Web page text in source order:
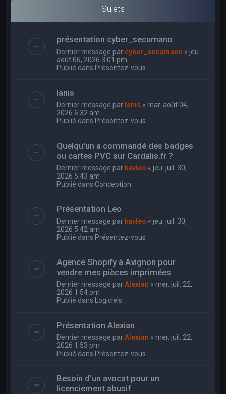
Sujets
présentation cyber_secumano
Dernier message par cyber_secumano « jeu.
août 06, 2026 3:01 pm
Publié dans Présentez-vous
Ianis
Dernier message par Ianis « mar. août 04,
2026 6:32 am
Publié dans Présentez-vous
Quelqu'un a commandé des badges
ou cartes PVC sur Cardalis.fr ?
Dernier message par kavleo « jeu. juil. 30,
2026 5:43 am
Publié dans Conception
Présentation Leo
Dernier message par kavleo « jeu. juil. 30,
2026 5:42 am
Publié dans Présentez-vous
Agence Shopify à Avignon pour
vendre mes pièces imprimées
Dernier message parAlexian « mer. juil. 22,
2026 1:54 pm
Publié dans Logiciels
Présentation Alexian
Dernier message parAlexian « mer. juil. 22,
2026 1:53 pm
Publié dans Présentez-vous
Besoin d'un avocat pour un
licenciement abusif